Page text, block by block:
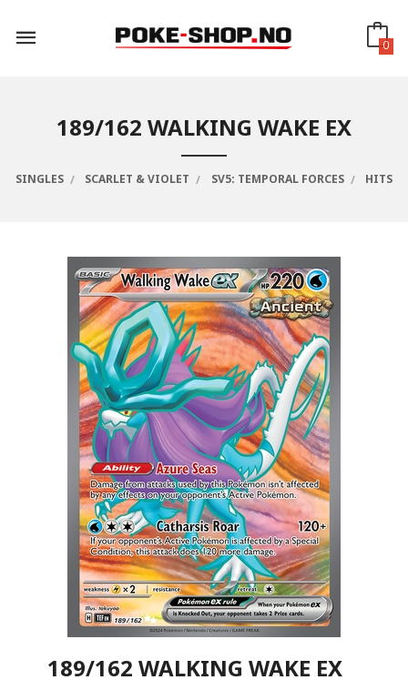
innholdet
0
189/162 WALKING WAKE EX
SINGLES SCARLET & VIOLET SV5: TEMPORAL FORCES HITS
189/162 WALKING WAKE EX